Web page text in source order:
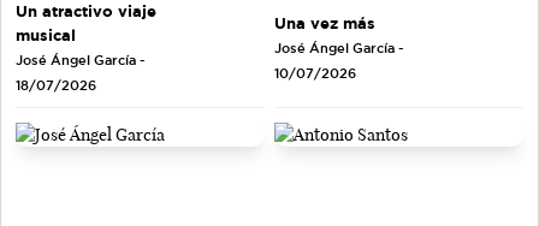
Un atractivo viaje
musical
José Ángel García -
18/07/2026
Una vez más
José Ángel García -
10/07/2026